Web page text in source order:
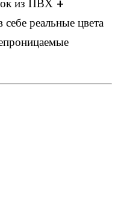
из ПВХ +
себе реальные цвета